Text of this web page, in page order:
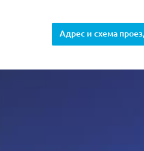
Адрес и схема